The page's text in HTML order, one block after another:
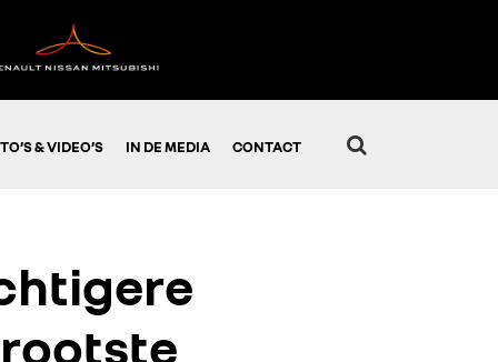
& VIDEO’S IN DE MEDIA CONTACT